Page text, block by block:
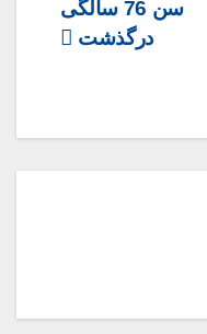
سن 76 سالگی
درگذشت